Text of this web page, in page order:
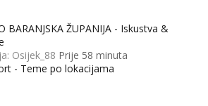
BARANJSKA ŽUPANIJA - Iskustva &
Osijek_88 Prije 58 minuta
- Teme po lokacijama